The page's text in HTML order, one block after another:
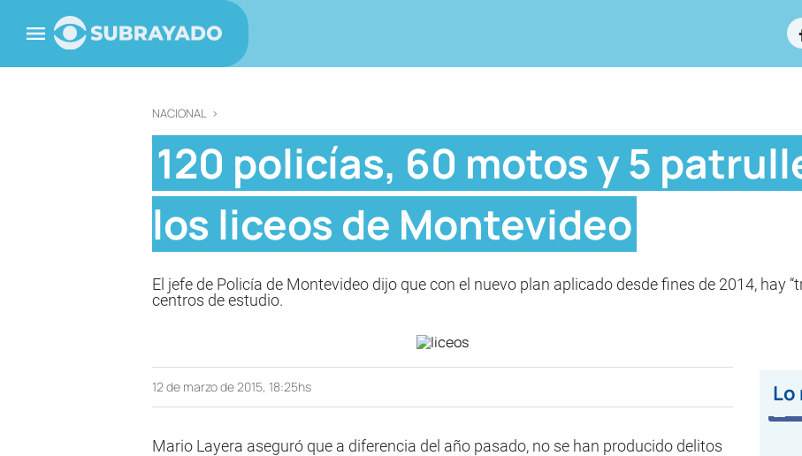
NACIONAL >
120 policías, 60 motos y 5
los liceos de Montevideo
El jefe de Policía de Montevideo dijo que con el nuevo plan aplicado desde fines de 2014, hay
centros de estudio.
12 de marzo de 2015, 18:25hs
Mario Layera aseguró que a diferencia del año pasado, no se han producido delitos
Lo